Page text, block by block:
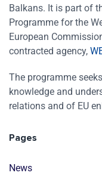
Balkans. It is part of
Programme for the
European
contracted agency,
The programme
knowledge and
relations and of EU
Pages
News